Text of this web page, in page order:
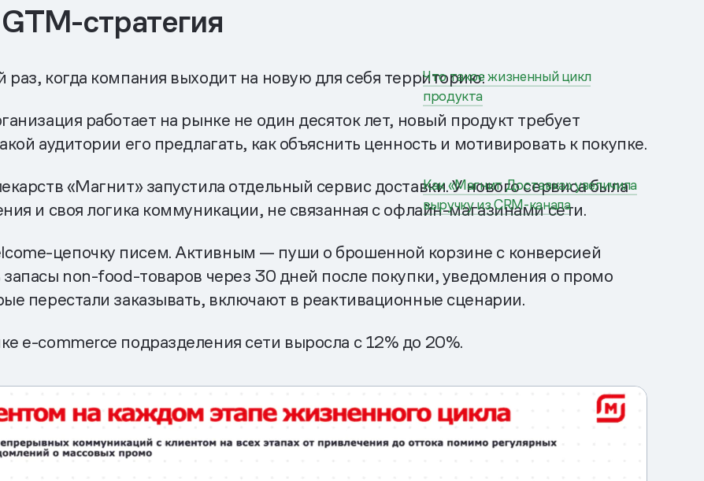
стратегия
Что такое жизненный цикл
продукта
когда компания выходит на новую для себя территорию:
работает на рынке не один десяток лет, новый продукт требует
аудитории его предлагать, как объяснить ценность и мотивировать к покупке.
Как «Магнит Доставка» увеличила
выручку из CRM-канала
«Магнит» запустила отдельный сервис доставки. У нового сервиса была
и своя логика коммуникации, не связанная с офлайн-магазинами сети.
цепочку писем. Активным — пуши о брошенной корзине с конверсией
non-food-товаров через 30 дней после покупки, уведомления о промо
перестали заказывать, включают в реактивационные сценарии.
e-commerce подразделения сети выросла с 12% до 20%.